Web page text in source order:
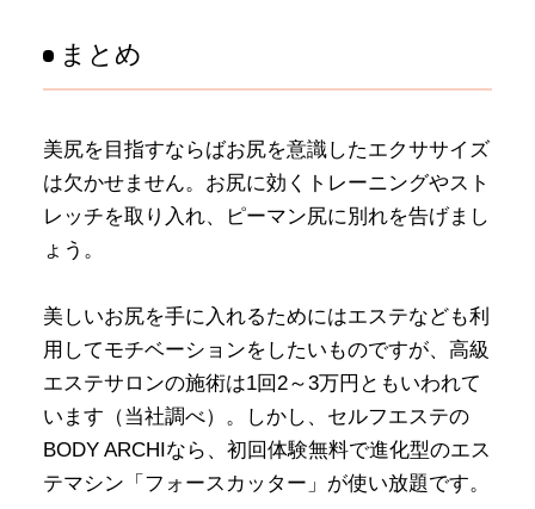
まとめ
美尻を目指すならばお尻を意識したエクササイズ
は欠かせません。お尻に効くトレーニングやスト
レッチを取り入れ、ピーマン尻に別れを告げまし
ょう。
美しいお尻を手に入れるためにはエステなども利
用してモチベーションをしたいものですが、高級
エステサロンの施術は1回2～3万円ともいわれて
います（当社調べ）。しかし、セルフエステの
BODY ARCHIなら、初回体験無料で進化型のエス
テマシン「フォースカッター」が使い放題です。